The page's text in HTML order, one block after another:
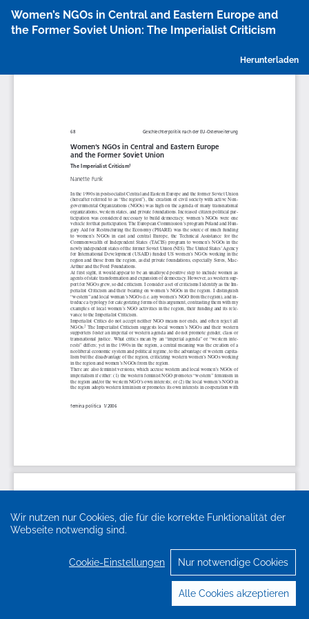
Wir nutzen nur Cookies, die für die korrekte Funktionalität der
Webseite notwendig sind.
Cookie-Einstellungen Nur notwendige Cookies
Alle Cookies akzeptieren
Artikeldetails
zurückkehren
Women’s NGOs in Central and Eastern Europe and
the Former Soviet Union: The Imperialist Criticism
Herunterladen